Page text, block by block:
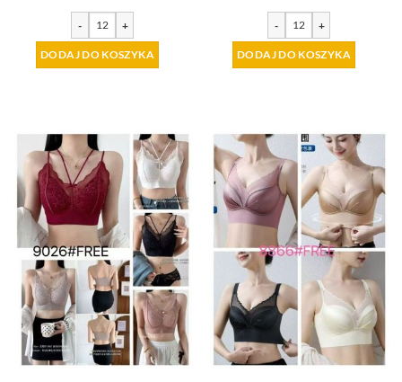
- +
DODAJ DO KOSZYKA
- +
DODAJ DO KOSZYKA